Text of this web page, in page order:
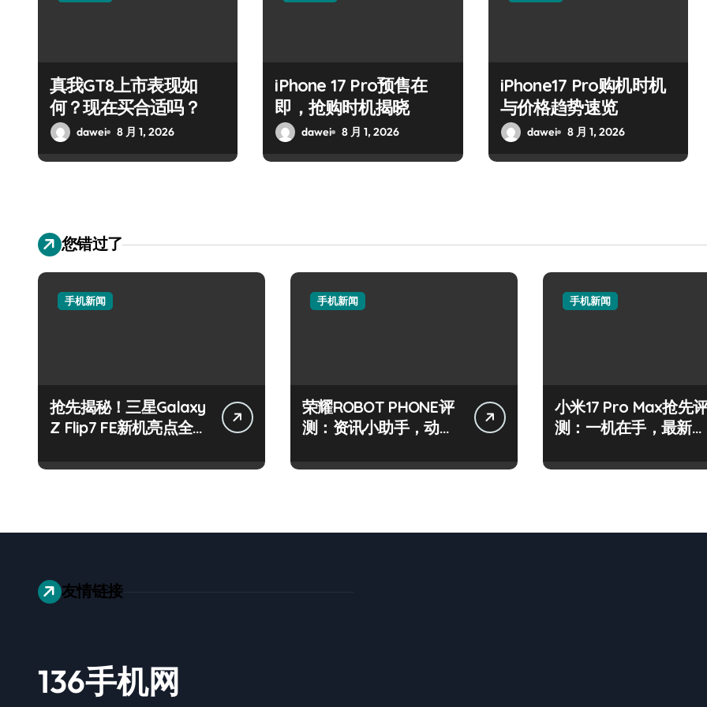
真我GT8上市表现如
何？现在买合适吗？
dawei 8 月 1, 2026
iPhone 17 Pro预售在
即，抢购时机揭晓
dawei 8 月 1, 2026
iPhone17 Pro购机时机
与价格趋势速览
dawei 8 月 1, 2026
您错过了
手机新闻
抢先揭秘！三星Galaxy
Z Flip7 FE新机亮点全曝
手机新闻
荣耀ROBOT PHONE评
测：资讯小助手，动态
手机新闻
小米17 Pro Max抢先
测：一机在手，最新动
友情链接
136手机网